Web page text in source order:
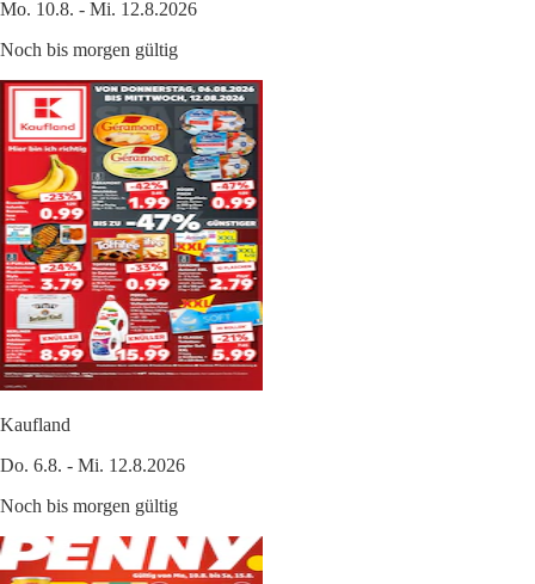
Mo. 10.8. - Mi. 12.8.2026
Noch bis morgen gültig
Kaufland
Do. 6.8. - Mi. 12.8.2026
Noch bis morgen gültig